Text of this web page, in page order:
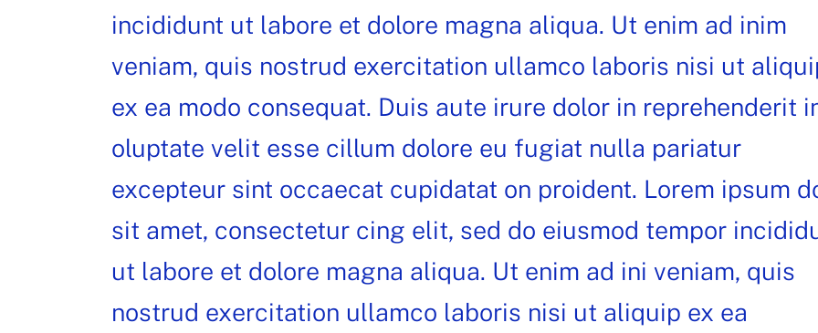
incididunt ut labore et dolore magna aliqua. Ut enim ad inim
veniam, quis nostrud exercitation ullamco laboris nisi ut
ex ea modo consequat. Duis aute irure dolor in reprehenderit
oluptate velit esse cillum dolore eu fugiat nulla pariatur
excepteur sint occaecat cupidatat on proident. Lorem ipsum
sit amet, consectetur cing elit, sed do eiusmod tempor
ut labore et dolore magna aliqua. Ut enim ad ini veniam, quis
nostrud exercitation ullamco laboris nisi ut aliquip ex ea